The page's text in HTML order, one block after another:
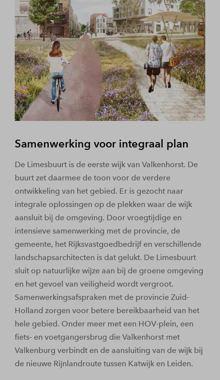
Samenwerking voor integraal plan
De Limesbuurt is de eerste wijk van Valkenhorst. De
buurt zet daarmee de toon voor de verdere
ontwikkeling van het gebied. Er is gezocht naar
integrale oplossingen op de plekken waar de wijk
aansluit bij de omgeving. Door vroegtijdige en
intensieve samenwerking met de provincie, de
gemeente, het Rijksvastgoedbedrijf en verschillende
landschapsarchitecten is dat gelukt. De Limesbuurt
sluit op natuurlijke wijze aan bij de groene omgeving
en het gevoel van veiligheid wordt vergroot.
Samenwerkingsafspraken met de provincie Zuid-
Holland zorgen voor betere bereikbaarheid van het
hele gebied. Onder meer met een HOV-plein, een
fiets- en voetgangersbrug die Valkenhorst met
Valkenburg verbindt en de aansluiting van de wijk bij
de nieuwe Rijnlandroute tussen Katwijk en Leiden.